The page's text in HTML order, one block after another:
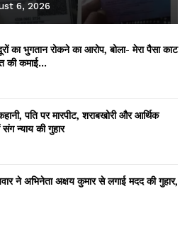
6, 2026
का भुगतान रोकने का आरोप, बोला- मेरा पैसा काट
की कमाई...
पति पर मारपीट, शराबखोरी और आर्थिक
न्याय की गुहार
ने अभिनेता अक्षय कुमार से लगाई मदद की गुहार,